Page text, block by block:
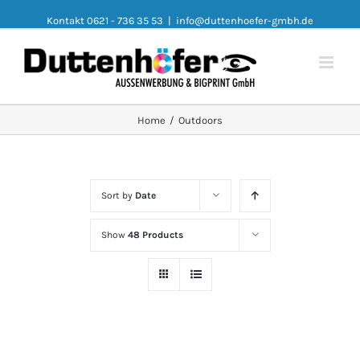
Kontakt 0621 - 736 35 53 | info@duttenhoefer-gmbh.de
Home / Outdoors
Sort by Date
Show 48 Products